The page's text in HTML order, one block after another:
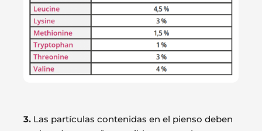
3. Las partículas contenidas en el pienso deben